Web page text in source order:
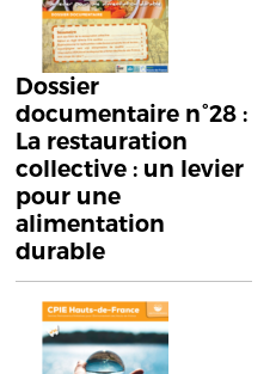
Dossier
documentaire n°28 :
La restauration
collective : un levier
pour une
alimentation
durable